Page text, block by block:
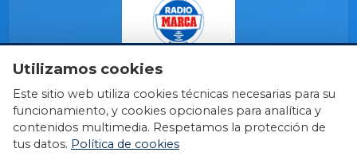
Utilizamos cookies
Este sitio web utiliza cookies técnicas necesarias para su
funcionamiento, y cookies opcionales para analítica y
contenidos multimedia. Respetamos la protección de
tus datos. Política de cookies